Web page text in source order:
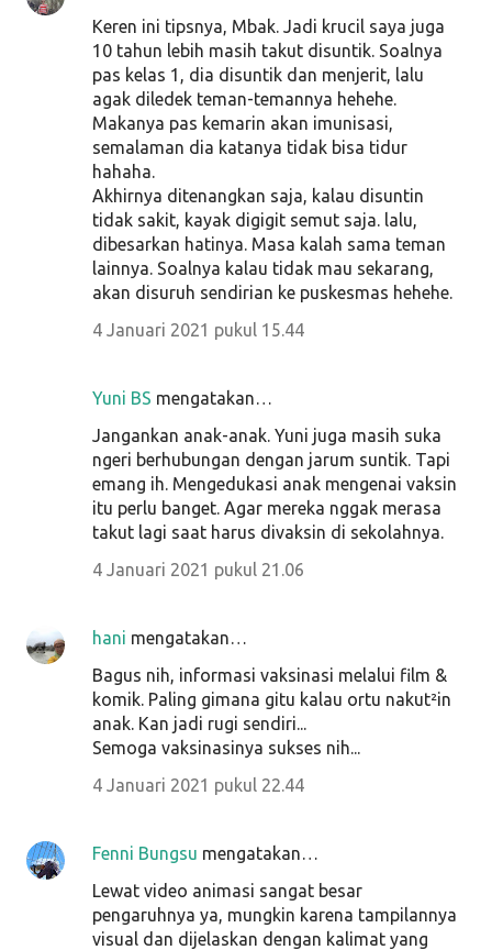
Keren ini tipsnya, Mbak. Jadi krucil saya juga
10 tahun lebih masih takut disuntik. Soalnya
pas kelas 1, dia disuntik dan menjerit, lalu
agak diledek teman-temannya hehehe.
Makanya pas kemarin akan imunisasi,
semalaman dia katanya tidak bisa tidur
hahaha.
Akhirnya ditenangkan saja, kalau disuntin
tidak sakit, kayak digigit semut saja. lalu,
dibesarkan hatinya. Masa kalah sama teman
lainnya. Soalnya kalau tidak mau sekarang,
akan disuruh sendirian ke puskesmas hehehe.
4 Januari 2021 pukul 15.44
Yuni BS mengatakan…
Jangankan anak-anak. Yuni juga masih suka
ngeri berhubungan dengan jarum suntik. Tapi
emang ih. Mengedukasi anak mengenai vaksin
itu perlu banget. Agar mereka nggak merasa
takut lagi saat harus divaksin di sekolahnya.
4 Januari 2021 pukul 21.06
hani mengatakan…
Bagus nih, informasi vaksinasi melalui film &
komik. Paling gimana gitu kalau ortu nakut²in
anak. Kan jadi rugi sendiri...
Semoga vaksinasinya sukses nih...
4 Januari 2021 pukul 22.44
Fenni Bungsu mengatakan…
Lewat video animasi sangat besar
pengaruhnya ya, mungkin karena tampilannya
visual dan dijelaskan dengan kalimat yang